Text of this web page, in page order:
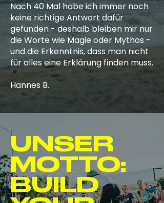
Nach 40 Mal habe ich immer noch
keine richtige Antwort dafür
gefunden - deshalb bleiben mir nur
die Worte wie Magie oder Mythos -
und die Erkenntnis, dass man nicht
für alles eine Erklärung finden muss.
Hannes B.
UNSER
MOTTO:
BUILD